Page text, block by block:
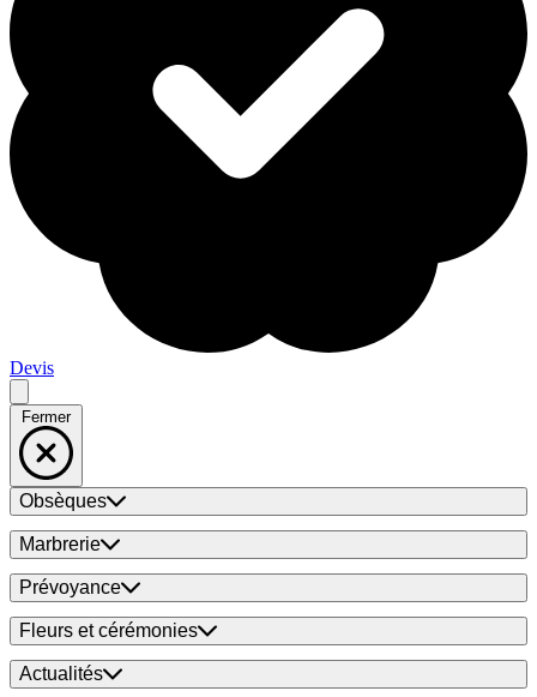
Devis
Fermer
Obsèques
Marbrerie
Prévoyance
Fleurs et cérémonies
Actualités